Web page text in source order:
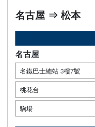
名古屋 ⇒ 松本
名古屋
名鐵巴士總站 3樓7號
桃花台
駒場